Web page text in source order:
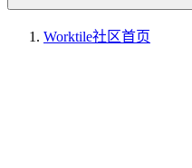
Worktile社区首页